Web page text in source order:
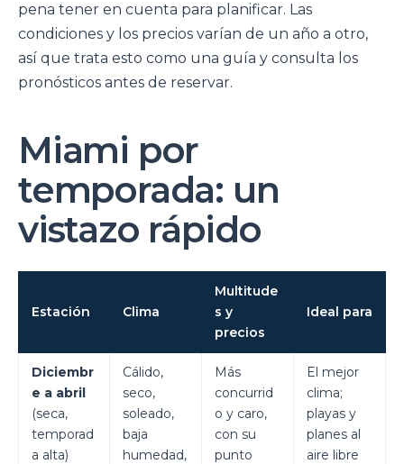
pena tener en cuenta para planificar. Las
condiciones y los precios varían de un año a otro,
así que trata esto como una guía y consulta los
pronósticos antes de reservar.
Miami por
temporada: un
vistazo rápido
Estación Clima
Multitude
s y
precios
Ideal para
Diciembr
e a abril
(seca,
temporad
a alta)
Cálido,
seco,
soleado,
baja
humedad,
Más
concurrid
o y caro,
con su
punto
El mejor
clima;
playas y
planes al
aire libre